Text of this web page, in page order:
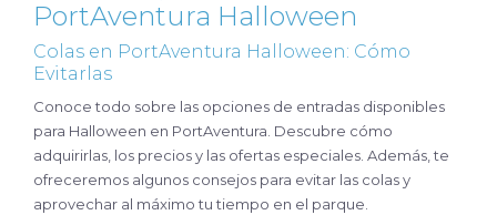
PortAventura Halloween
Colas en PortAventura Halloween: Cómo
Evitarlas
Conoce todo sobre las opciones de entradas disponibles
para Halloween en PortAventura. Descubre cómo
adquirirlas, los precios y las ofertas especiales. Además, te
ofreceremos algunos consejos para evitar las colas y
aprovechar al máximo tu tiempo en el parque.